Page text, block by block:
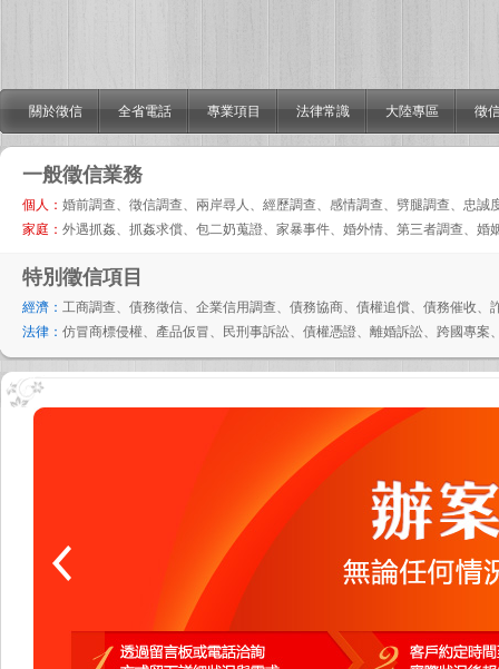
關於徵信 全省電話 專業項目 法律常識 大陸專區 徵
一般徵信業務
個人： 婚前調查、徵信調查、兩岸尋人、經歷調查、感情調查、劈腿調查、忠誠
家庭： 外遇抓姦、抓姦求償、包二奶蒐證、家暴事件、婚外情、第三者調查、
特別徵信項目
經濟： 工商調查、債務徵信、企業信用調查、債務協商、債權追償、債務催收、
法律： 仿冒商標侵權、產品仮冒、民刑事訴訟、債權憑證、離婚訴訟、跨國專案